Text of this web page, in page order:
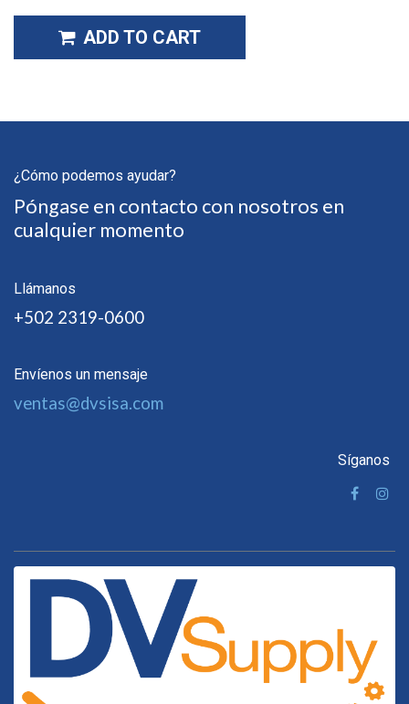
ADD TO CART
¿Cómo podemos ayudar?
Póngase en contacto con nosotros en
cualquier momento
Llámanos
+502 2319-0600
Envíenos un mensaje
ventas@dvsisa.com
Síganos